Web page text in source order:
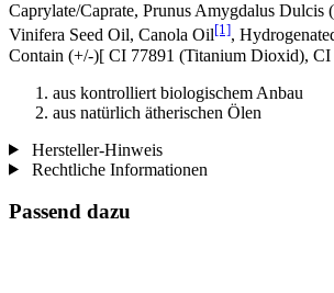
Caprylate/Caprate, Prunus Amygdalus Dulcis
Vinifera Seed Oil, Canola Oil[1],
Contain (+/-)[ CI 77891 (Titanium Dioxid),
aus kontrolliert biologischem Anbau
aus natürlich ätherischen Ölen
Hersteller-Hinweis
Rechtliche Informationen
Passend dazu